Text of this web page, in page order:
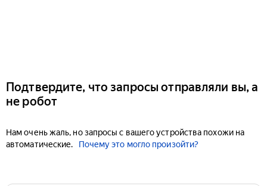
Подтвердите, что запросы отправляли вы, а
не робот
Нам очень жаль, но запросы с вашего устройства похожи на
автоматические.
Почему это могло произойти?